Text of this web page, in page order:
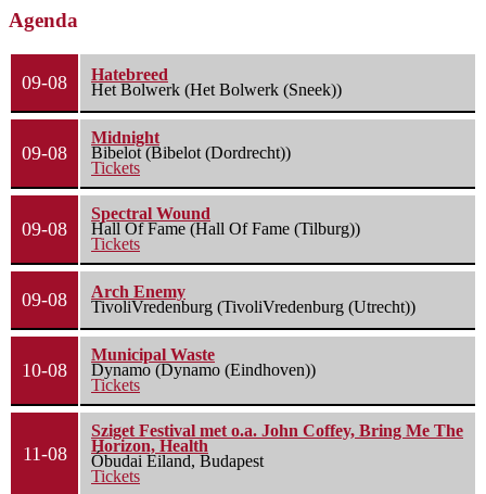
Agenda
09-08
Hatebreed
Het Bolwerk (Het Bolwerk (Sneek))
09-08
Midnight
Bibelot (Bibelot (Dordrecht))
Tickets
09-08
Spectral Wound
Hall Of Fame (Hall Of Fame (Tilburg))
Tickets
09-08
Arch Enemy
TivoliVredenburg (TivoliVredenburg (Utrecht))
10-08
Municipal Waste
Dynamo (Dynamo (Eindhoven))
Tickets
11-08
Sziget Festival met o.a. John Coffey, Bring Me The
Horizon, Health
Óbudai Eiland, Budapest
Tickets